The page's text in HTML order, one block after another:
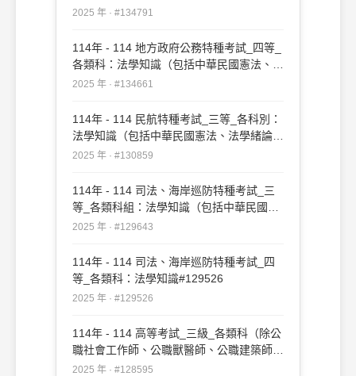
公職建築師外）：法學知識（包括中華民國
2025 年 · #134791
114年 - 114 地方政府公務特種考試_四等_
各類科：法學知識（包括中華民國憲法、法
學緒論）#134661
2025 年 · #134661
114年 - 114 民航特種考試_三等_各科別：
法學知識（包括中華民國憲法、法學緒論）
#130859
2025 年 · #130859
114年 - 114 司法、海岸巡防特種考試_三
等_各類科組：法學知識（包括中華民國憲
法、法學緒論）#129643
2025 年 · #129643
114年 - 114 司法、海岸巡防特種考試_四
等_各類科：法學知識#129526
2025 年 · #129526
114年 - 114 高等考試_三級_各類科（除公
職社會工作師、公職獸醫師、公職建築師、
公職護理師、公職食品技師、公職醫事檢驗
2025 年 · #128595